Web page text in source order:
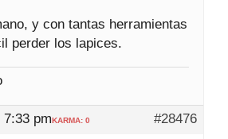
y con tantas herramientas
perder los lapices.
pm #28476
KARMA: 0